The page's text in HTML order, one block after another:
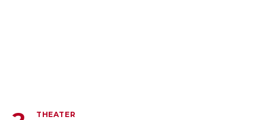
THEATER